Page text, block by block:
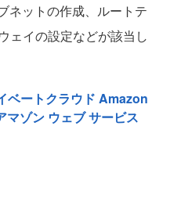
ネットの作成、ルートテ
ェイの設定などが該当し
ベートクラウド Amazon
ゾン ウェブ サービス